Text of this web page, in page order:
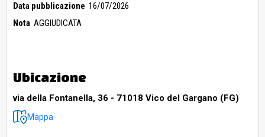
Data pubblicazione 16/07/2026
Nota AGGIUDICATA
Ubicazione
via della Fontanella, 36 - 71018 Vico del Gargano (FG)
Mappa